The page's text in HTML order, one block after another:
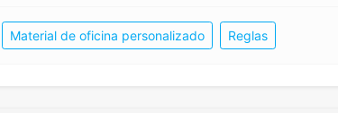
Material de oficina personalizado Reglas